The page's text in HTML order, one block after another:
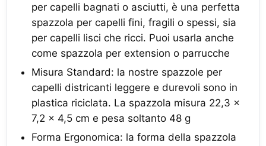
per capelli bagnati o asciutti, è una perfetta
spazzola per capelli fini, fragili o spessi, sia
per capelli lisci che ricci. Puoi usarla anche
come spazzola per extension o parrucche
Misura Standard: la nostre spazzole per
capelli districanti leggere e durevoli sono in
plastica riciclata. La spazzola misura 22,3 x
7,2 x 4,5 cm e pesa soltanto 48 g
Forma Ergonomica: la forma della spazzola